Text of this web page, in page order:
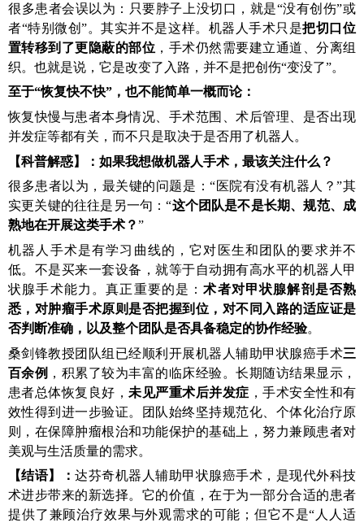
很多患者会误以为：只要脖子上没切口，就是“没有创伤”或
者“特别微创”。其实并不是这样。机器人手术只是把切口位
置转移到了更隐蔽的部位 ，手术仍然需要建立通道、分离组
织。也就是说，它是改变了入路，并不是把创伤“变没了”。
至于“恢复快不快”，也不能简单一概而论：
恢复快慢与患者本身情况、手术范围、术后管理、是否出现
并发症等都有关，而不只是取决于是否用了机器人。
【科普解惑】 ： 如果我想做机器人手术，最该关注什么？
很多患者以为，最关键的问题是：“医院有没有机器人？”其
实更关键的往往是另一句：“这个团队是不是长期、规范、成
熟地在开展这类手术？”
机器人手术是有学习曲线的，它对医生和团队的要求并不
低。不是买来一套设备，就等于自动拥有高水平的机器人甲
状腺手术能力。真正重要的是：术者对甲状腺解剖是否熟
悉，对肿瘤手术原则是否把握到位，对不同入路的适应证是
否判断准确，以及整个团队是否具备稳定的协作经验。
桑剑锋教授团队组已经顺利开展机器人辅助甲状腺癌手术三
百余例 ，积累了较为丰富的临床经验。长期随访结果显示，
患者总体恢复良好，未见严重术后并发症 ，手术安全性和有
效性得到进一步验证。团队始终坚持规范化、个体化治疗原
则，在保障肿瘤根治和功能保护的基础上，努力兼顾患者对
美观与生活质量的需求。
【结语】
：达芬奇机器人辅助甲状腺癌手术，是现代外科技
术进步带来的新选择。它的价值，在于为一部分合适的患者
提供了兼顾治疗效果与外观需求的可能；但它不是“人人适